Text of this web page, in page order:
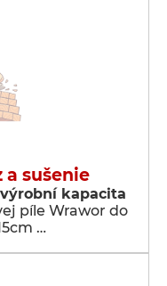
a sušenie
kapacita
píle Wrawor do
…